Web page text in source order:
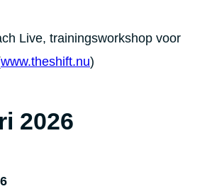
Live, trainingsworkshop voor
www.theshift.nu)
2026